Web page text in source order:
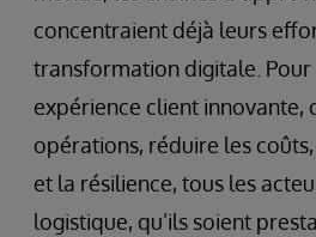
concentraient déjà leurs
transformation digitale.
expérience client innovante,
opérations, réduire les
et la résilience, tous les
logistique, qu’ils soient